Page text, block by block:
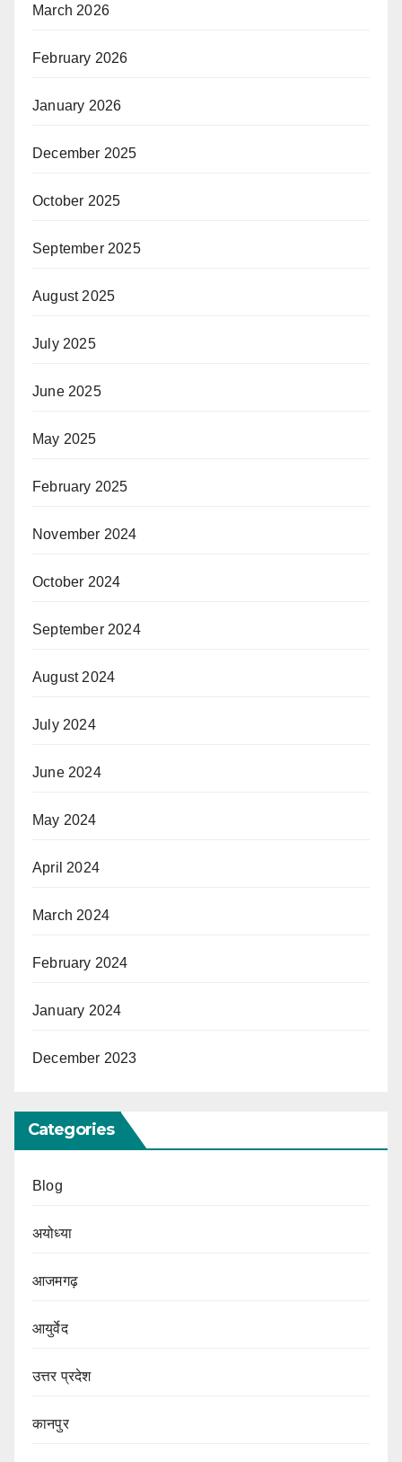
March 2026
February 2026
January 2026
December 2025
October 2025
September 2025
August 2025
July 2025
June 2025
May 2025
February 2025
November 2024
October 2024
September 2024
August 2024
July 2024
June 2024
May 2024
April 2024
March 2024
February 2024
January 2024
December 2023
Categories
Blog
अयोध्या
आजमगढ़
आयुर्वेद
उत्तर प्रदेश
कानपुर